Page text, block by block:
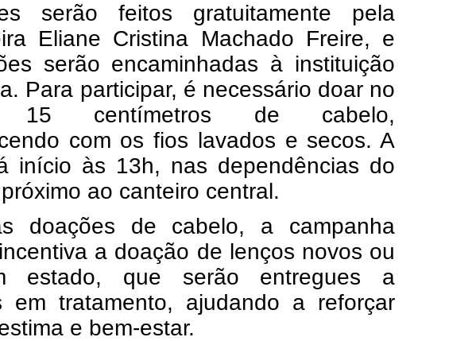
serão feitos gratuitamente pela
Eliane Cristina Machado Freire, e
serão encaminhadas à instituição
Para participar, é necessário doar no
15 centímetros de cabelo,
com os fios lavados e secos. A
início às 13h, nas dependências do
ao canteiro central.
doações de cabelo, a campanha
a doação de lenços novos ou
estado, que serão entregues a
em tratamento, ajudando a reforçar
e bem-estar.